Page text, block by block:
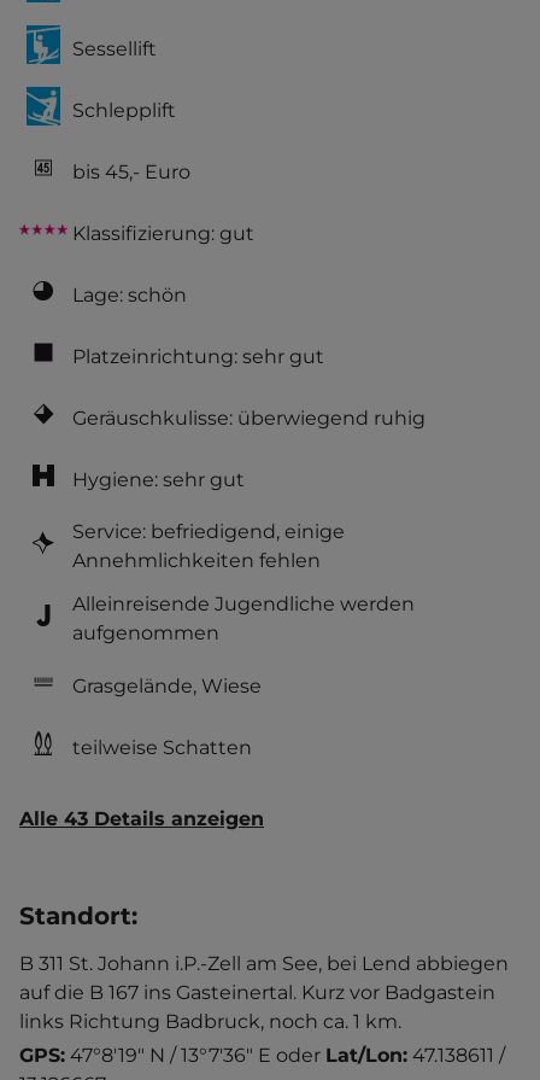
Sessellift
Schlepplift
bis 45,- Euro
Klassifizierung: gut
Lage: schön
Platzeinrichtung: sehr gut
Geräuschkulisse: überwiegend ruhig
Hygiene: sehr gut
Service: befriedigend, einige
Annehmlichkeiten fehlen
Alleinreisende Jugendliche werden
aufgenommen
Grasgelände, Wiese
teilweise Schatten
Alle 43 Details anzeigen
Standort:
B 311 St. Johann i.P.-Zell am See, bei Lend abbiegen
auf die B 167 ins Gasteinertal. Kurz vor Badgastein
links Richtung Badbruck, noch ca. 1 km.
GPS: 47°8'19" N / 13°7'36" E oder Lat/Lon: 47.138611 /